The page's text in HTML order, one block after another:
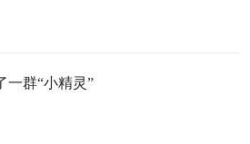
一群“小精灵”